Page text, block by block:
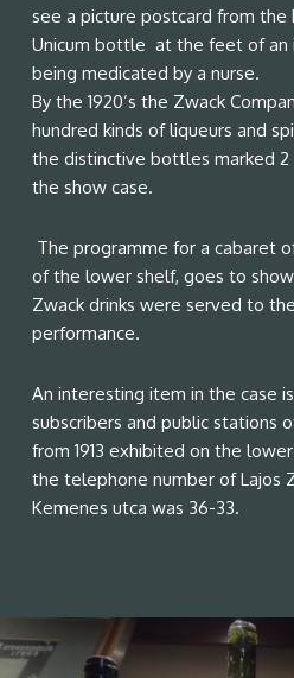
see a picture postcard from the
Unicum bottle at the feet of an
being medicated by a nurse.
By the 1920’s the Zwack
hundred kinds of liqueurs and
the distinctive bottles marked
the show case.
The programme for a cabaret
of the lower shelf, goes to show
Zwack drinks were served to
performance.
An interesting item in the case
subscribers and public stations
from 1913 exhibited on the
the telephone number of Lajos
Kemenes utca was 36-33.